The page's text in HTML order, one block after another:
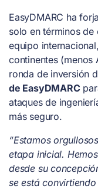
EasyDMARC ha
solo en términos de
equipo
continentes (menos
ronda de inversión
de EasyDMARC
ataques de
más seguro.
“Estamos
etapa inicial.
desde su
se está